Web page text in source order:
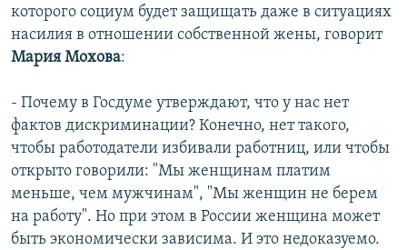
которого социум будет защищать даже в ситуациях
насилия в отношении собственной жены, говорит
Мария Мохова:
- Почему в Госдуме утверждают, что у нас нет
фактов дискриминации? Конечно, нет такого,
чтобы работодатели избивали работниц, или чтобы
открыто говорили: "Мы женщинам платим
меньше, чем мужчинам", "Мы женщин не берем
на работу". Но при этом в России женщина может
быть экономически зависима. И это недоказуемо.